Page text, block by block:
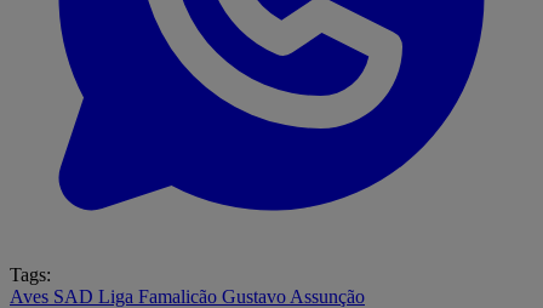
Tags:
Aves SAD Liga Famalicão Gustavo Assunção